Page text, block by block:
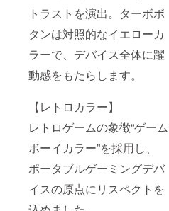
トラストを演出。ターボボ
タンは対照的なイエローカ
ラーで、デバイス全体に躍
動感をもたらします。
【レトロカラー】
レトロゲームの象徴“ゲーム
ボーイカラー”を採用し、
ポータブルゲーミングデバ
イスの原点にリスペクトを